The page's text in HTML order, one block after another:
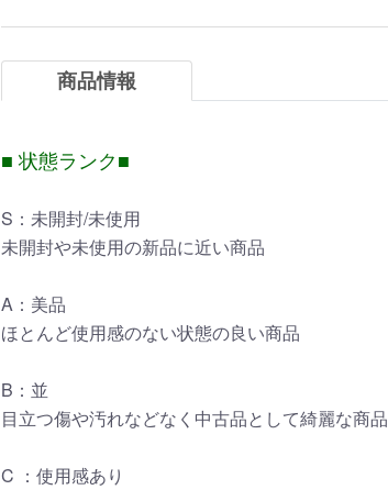
商品情報
■ 状態ランク■
S：未開封/未使用
未開封や未使用の新品に近い商品
A：美品
ほとんど使用感のない状態の良い商品
B：並
目立つ傷や汚れなどなく中古品として綺麗な商品
C ：使用感あり